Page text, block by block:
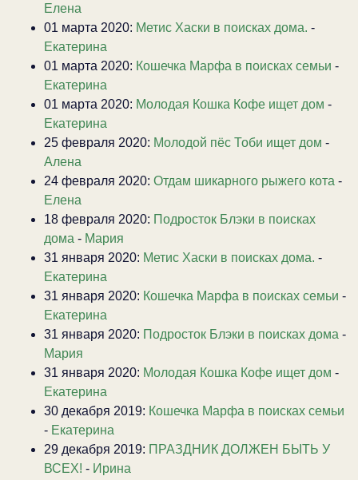
Елена
01 марта 2020: Метис Хаски в поисках дома. -
Екатерина
01 марта 2020: Кошечка Марфа в поисках семьи -
Екатерина
01 марта 2020: Молодая Кошка Кофе ищет дом -
Екатерина
25 февраля 2020: Молодой пёс Тоби ищет дом -
Алена
24 февраля 2020: Отдам шикарного рыжего кота -
Елена
18 февраля 2020: Подросток Блэки в поисках
дома - Мария
31 января 2020: Метис Хаски в поисках дома. -
Екатерина
31 января 2020: Кошечка Марфа в поисках семьи -
Екатерина
31 января 2020: Подросток Блэки в поисках дома -
Мария
31 января 2020: Молодая Кошка Кофе ищет дом -
Екатерина
30 декабря 2019: Кошечка Марфа в поисках семьи
- Екатерина
29 декабря 2019: ПРАЗДНИК ДОЛЖЕН БЫТЬ У
ВСЕХ! - Ирина